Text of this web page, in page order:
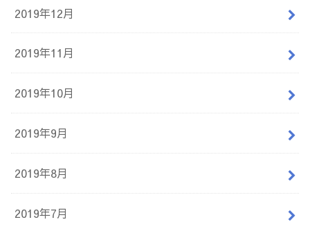
2019年12月
2019年11月
2019年10月
2019年9月
2019年8月
2019年7月